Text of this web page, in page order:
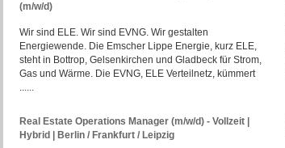
(m/w/d)
Wir sind ELE. Wir sind EVNG. Wir gestalten
Energiewende. Die Emscher Lippe Energie, kurz ELE,
steht in Bottrop, Gelsenkirchen und Gladbeck für Strom,
Gas und Wärme. Die EVNG, ELE Verteilnetz, kümmert
......
Real Estate Operations Manager (m/w/d) - Vollzeit |
Hybrid | Berlin / Frankfurt / Leipzig